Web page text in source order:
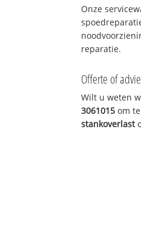
Onze
reparatie.
Offerte of
Wilt u weten
3061015 om
stankoverlast